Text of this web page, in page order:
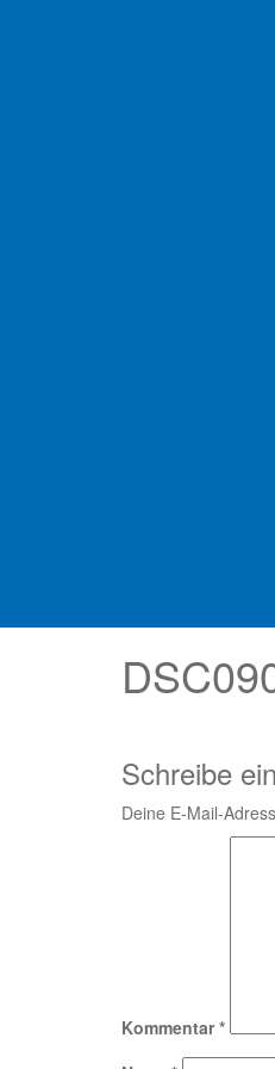
Schreibe
Deine E-Mail-
Kommentar*